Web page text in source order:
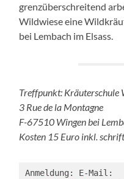
grenzüberschreitend
Wildwiese eine
bei Lembach im Elsass.
Treffpunkt: Kräuterschule
3 Rue de la Montagne
F-67510 Wingen bei
Kosten 15 Euro inkl.
Anmeldung: E-Mail: